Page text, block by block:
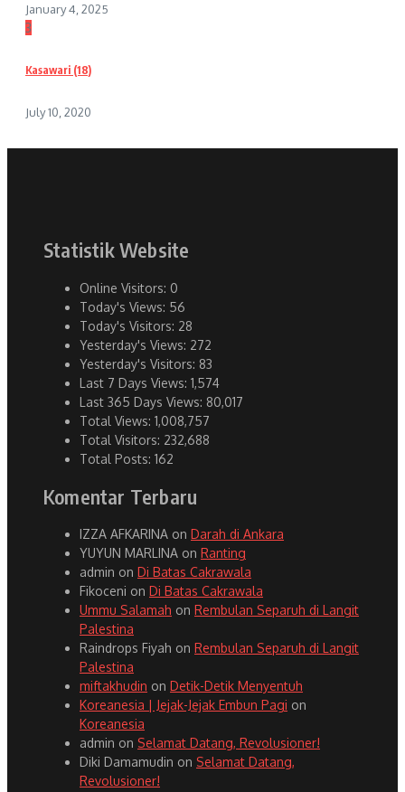
January 4, 2025
3
Kasawari (18)
July 10, 2020
Statistik Website
Online Visitors: 0
Today's Views: 56
Today's Visitors: 28
Yesterday's Views: 272
Yesterday's Visitors: 83
Last 7 Days Views: 1,574
Last 365 Days Views: 80,017
Total Views: 1,008,757
Total Visitors: 232,688
Total Posts: 162
Komentar Terbaru
IZZA AFKARINA on Darah di Ankara
YUYUN MARLINA on Ranting
admin on Di Batas Cakrawala
Fikoceni on Di Batas Cakrawala
Ummu Salamah on Rembulan Separuh di Langit
Palestina
Raindrops Fiyah on Rembulan Separuh di Langit
Palestina
miftakhudin on Detik-Detik Menyentuh
Koreanesia | Jejak-Jejak Embun Pagi on
Koreanesia
admin on Selamat Datang, Revolusioner!
Diki Damamudin on Selamat Datang,
Revolusioner!